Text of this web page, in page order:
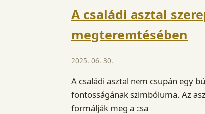
A családi asztal
megteremtésében
2025. 06. 30.
A családi asztal nem csupán egy
fontosságának szimbóluma. Az
formálják meg a csa